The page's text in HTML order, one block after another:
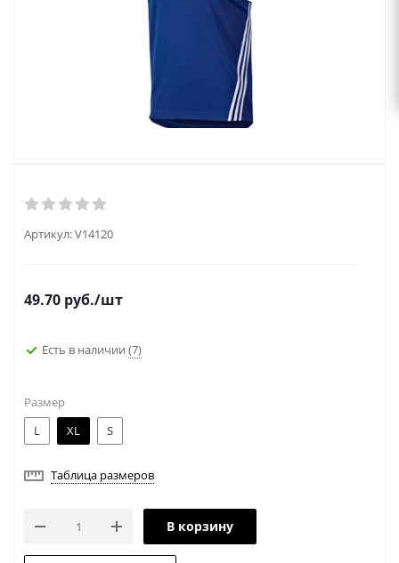
Артикул:V14120
49.70 руб./шт
Есть в наличии (7)
Размер
L
XL S
Таблица размеров
В корзину